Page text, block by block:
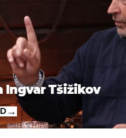
Ingvar Tšižikov